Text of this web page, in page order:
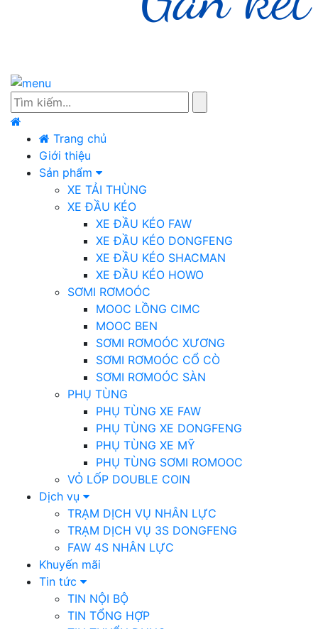
Trang chủ
Giới thiệu
Sản phẩm
XE TẢI THÙNG
XE ĐẦU KÉO
XE ĐẦU KÉO FAW
XE ĐẦU KÉO DONGFENG
XE ĐẦU KÉO SHACMAN
XE ĐẦU KÉO HOWO
SƠMI RƠMOÓC
MOOC LỒNG CIMC
MOOC BEN
SƠMI RƠMOÓC XƯƠNG
SƠMI RƠMOÓC CỔ CÒ
SƠMI RƠMOÓC SÀN
PHỤ TÙNG
PHỤ TÙNG XE FAW
PHỤ TÙNG XE DONGFENG
PHỤ TÙNG XE MỸ
PHỤ TÙNG SƠMI ROMOOC
VỎ LỐP DOUBLE COIN
Dịch vụ
TRẠM DỊCH VỤ NHÂN LỰC
TRẠM DỊCH VỤ 3S DONGFENG
FAW 4S NHÂN LỰC
Khuyến mãi
Tin tức
TIN NỘI BỘ
TIN TỔNG HỢP